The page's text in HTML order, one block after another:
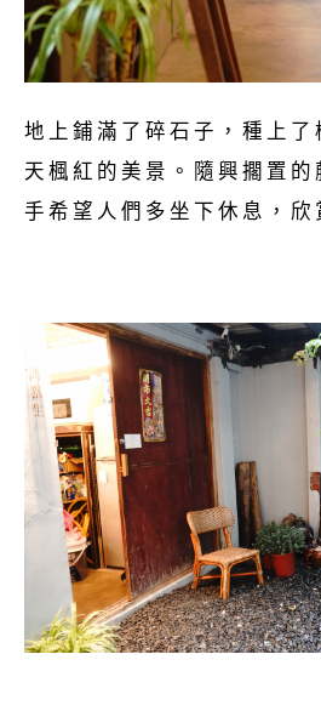
地上鋪滿了碎石子，種上了
天楓紅的美景。隨興擱置的
手希望人們多坐下休息，欣